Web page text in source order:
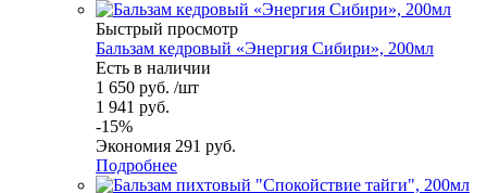
Быстрый просмотр
Бальзам кедровый «Энергия Сибири», 200мл
Есть в наличии
1 650 руб. /шт
1 941 руб.
-15%
Экономия 291 руб.
Подробнее